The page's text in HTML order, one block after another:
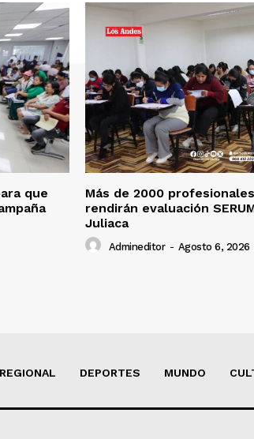
que
Más de 2000
rendirán evaluación
Juliaca
Admineditor - Agosto 6, 2026
REGIONAL DEPORTES MUNDO